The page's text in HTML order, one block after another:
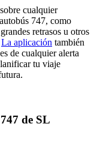
cualquier
747, como
retrasos u otros
La aplicación también
de cualquier alerta
tu viaje
de SL